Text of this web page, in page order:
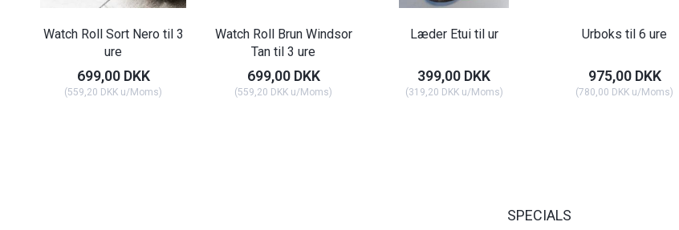
Watch Roll Sort Nero til 3
ure
699,00 DKK
(559,20 DKK u/Moms)
Watch Roll Brun Windsor
Tan til 3 ure
699,00 DKK
(559,20 DKK u/Moms)
Læder Etui til ur
399,00 DKK
(319,20 DKKu/Moms)
Urboks til 6 ure
975,00 DKK
(780,00 DKK u/Moms)
SPECIALS